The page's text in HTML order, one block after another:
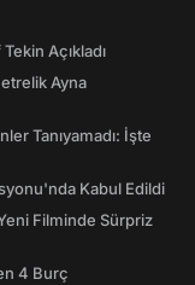
Açıkladı
Ayna
Tanıyamadı: İşte
Kabul Edildi
Filminde Sürpriz
4 Burç